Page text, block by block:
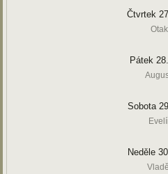
Čtvrtek
Pátek
Sobota
Neděle